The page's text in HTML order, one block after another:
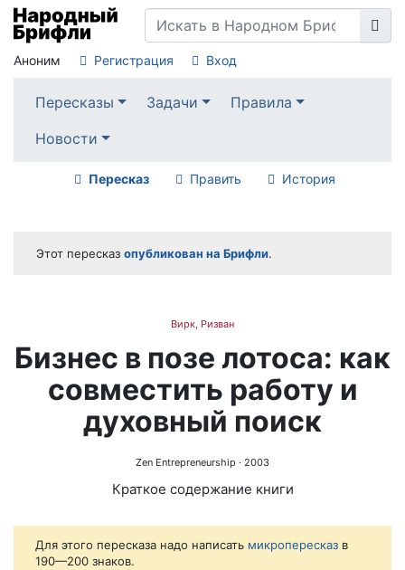
Аноним Регистрация Вход
Пересказы Задачи
Правила
Новости
Пересказ Править История
Этот пересказ опубликован на Брифли.
Вирк, Ризван
Бизнес в позе лотоса: как
совместить работу и
духовный поиск
Zen Entrepreneurship · 2003
Краткое содержание книги
Для этого пересказа надо написать микропересказ в
190—200 знаков.